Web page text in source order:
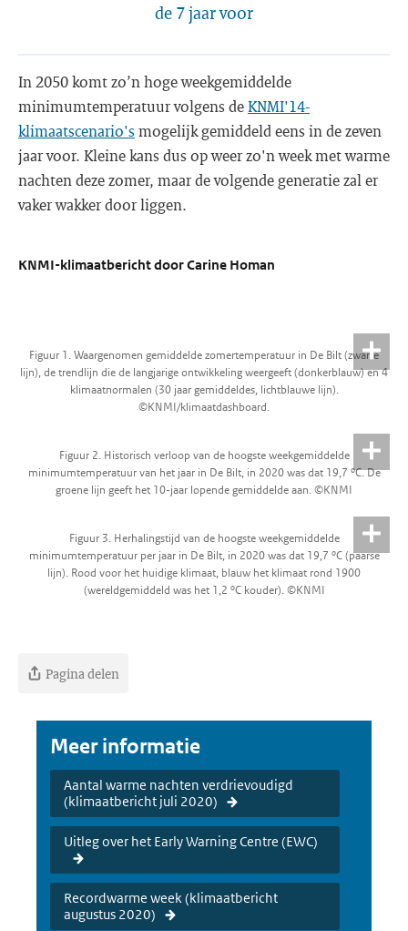
de 7 jaar voor
In 2050 komt zo’n hoge weekgemiddelde
minimumtemperatuur volgens deKNMI'14-
klimaatscenario'smogelijk gemiddeld eens in de zeven
jaar voor. Kleine kans dus op weer zo'n week met warme
nachten deze zomer, maar de volgende generatie zal er
vaker wakker door liggen.
KNMI-klimaatbericht door Carine Homan
Figuur 1. Waargenomen gemiddelde zomertemperatuur in De Bilt (zwarte
lijn), de trendlijn die de langjarige ontwikkeling weergeeft (donkerblauw) en 4
klimaatnormalen (30 jaar gemiddeldes, lichtblauwe lijn).
©KNMI/klimaatdashboard.
Figuur 2. Historisch verloop van de hoogste weekgemiddelde
minimumtemperatuur van het jaar in De Bilt, in 2020 was dat 19,7 ºC. De
groene lijn geeft het 10-jaar lopende gemiddelde aan. ©KNMI
Figuur 3. Herhalingstijd van de hoogste weekgemiddelde
minimumtemperatuur per jaar in De Bilt, in 2020 was dat 19,7 ºC (paarse
lijn). Rood voor het huidige klimaat, blauw het klimaat rond 1900
(wereldgemiddeld was het 1,2 ºC kouder). ©KNMI
Pagina delen
Meer informatie
Aantal warme nachten verdrievoudigd
(klimaatbericht juli 2020)
Uitleg over het Early Warning Centre (EWC)
Recordwarme week (klimaatbericht
augustus 2020)